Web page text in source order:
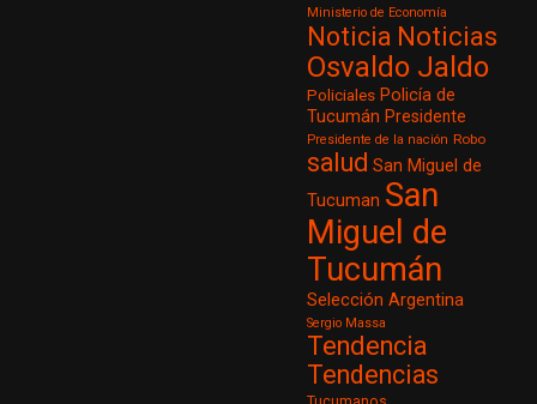
Ministerio de Economía
Noticia Noticias
Osvaldo Jaldo
Policiales Policía de
Tucumán Presidente
Presidente de la nación Robo
salud San Miguel de
Tucuman San
Miguel de
Tucumán
Selección Argentina
Sergio Massa
Tendencia
Tendencias